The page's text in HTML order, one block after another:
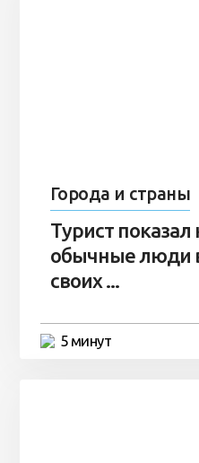
Города и страны
Турист показал
обычные люди
своих ...
5 минут